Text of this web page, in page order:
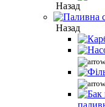
Назад
Назад